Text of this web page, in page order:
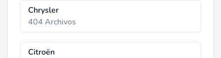
Chrysler
404 Archivos
Citroën